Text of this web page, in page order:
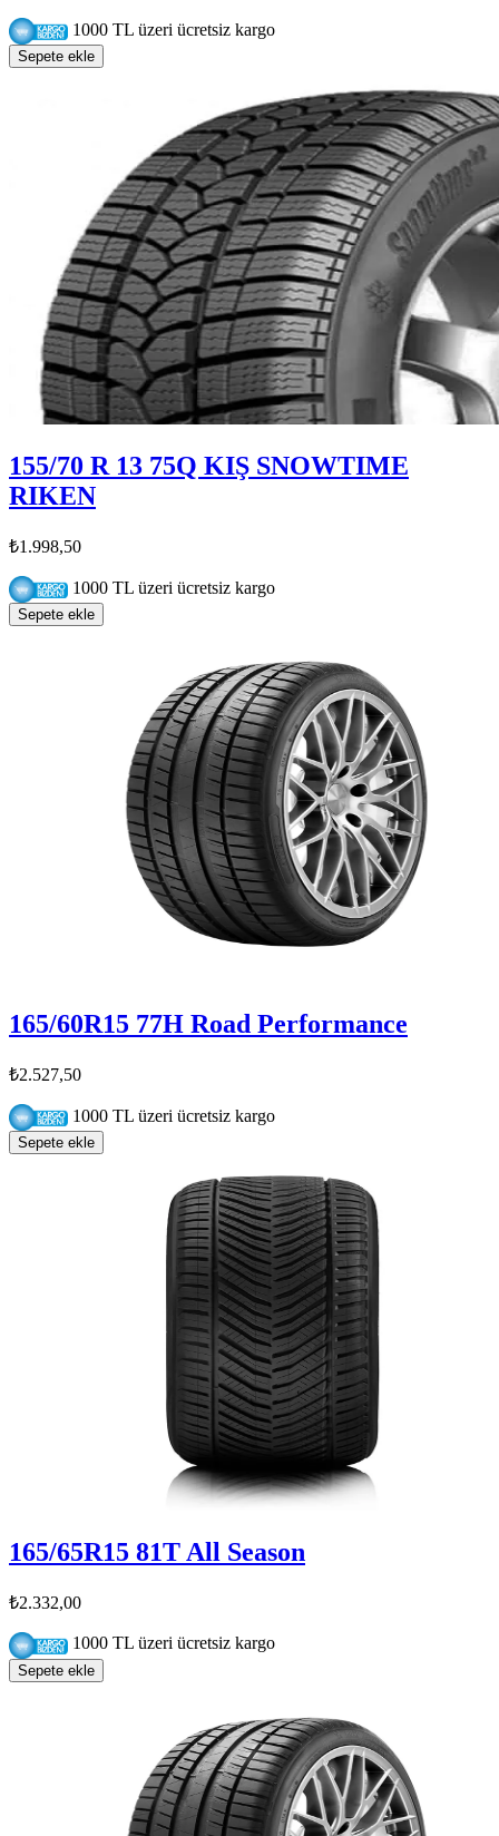
1000 TL üzeri ücretsiz kargo
Sepete ekle
155/70 R 13 75Q KIŞ SNOWTIME
RIKEN
₺1.998,50
1000 TL üzeri ücretsiz kargo
Sepete ekle
165/60R15 77H Road Performance
₺2.527,50
1000 TL üzeri ücretsiz kargo
Sepete ekle
165/65R15 81T All Season
₺2.332,00
1000 TL üzeri ücretsiz kargo
Sepete ekle